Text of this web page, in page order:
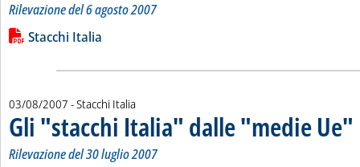
Rilevazione del 6 agosto 2007
Leggi tutta la notizia: 'Gli “stacchi Italia” dalle “medie Ue”'
Lista allegati PDF alla notizia
Stacchi Italia
03/08/2007 - Stacchi Italia
Gli "stacchi Italia" dalle "medie Ue"
Rilevazione del 30 luglio 2007